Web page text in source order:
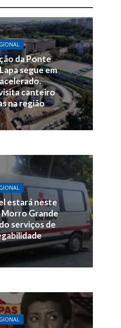
da Ponte
segue em
canteiro
na região
estará neste
Morro Grande
serviços de